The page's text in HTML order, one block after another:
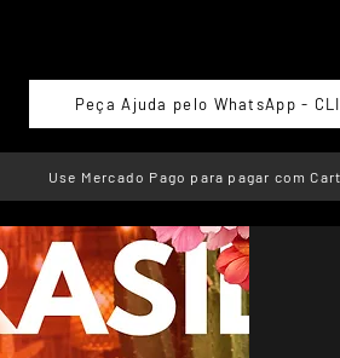
Peça Ajuda pelo WhatsApp -
Use Mercado Pago para pagar com